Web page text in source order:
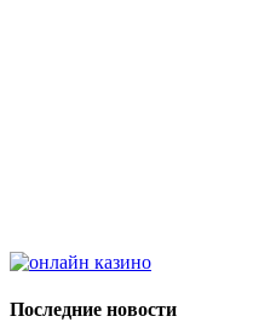
Последние новости